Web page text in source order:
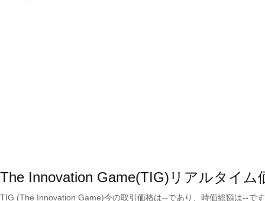
The Innovation Game(TIG)リアルタイム
TIG (The Innovation Game)今の取引価格は--であり、時価総額は--で